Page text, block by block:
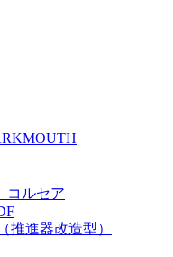
コルセア
推進器改造型）